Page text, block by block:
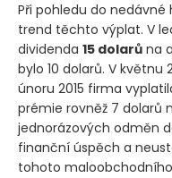
Při pohledu do
trend těchto výplat. V
dividenda 15 dolarů na
bylo 10 dolarů. V květnu
únoru 2015 firma
prémie rovněž 7 dolarů
jednorázových odměn
finanční úspěch a
tohoto